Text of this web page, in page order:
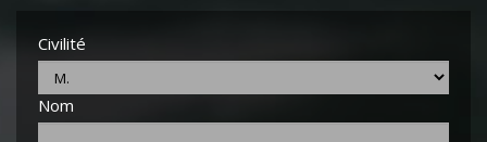
Civilité
Nom